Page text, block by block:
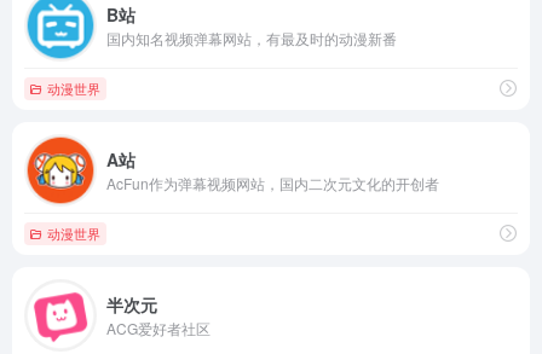
B站
国内知名视频弹幕网站，有最及时的动漫新番
动漫世界
A站
AcFun作为弹幕视频网站，国内二次元文化的开创者
动漫世界
半次元
ACG爱好者社区